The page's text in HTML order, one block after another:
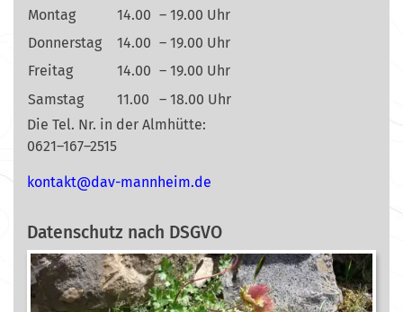
Montag 14.00 – 19.00 Uhr
Donnerstag
14.00 – 19.00 Uhr
Freitag
14.00 – 19.00 Uhr
Samstag
11.00
– 18.00 Uhr
Die Tel. Nr. in der Almhütte:
0621–167–2515
ed.mi
ehnna
m-vad
@tkat
nok
Datenschutz nach DSGVO